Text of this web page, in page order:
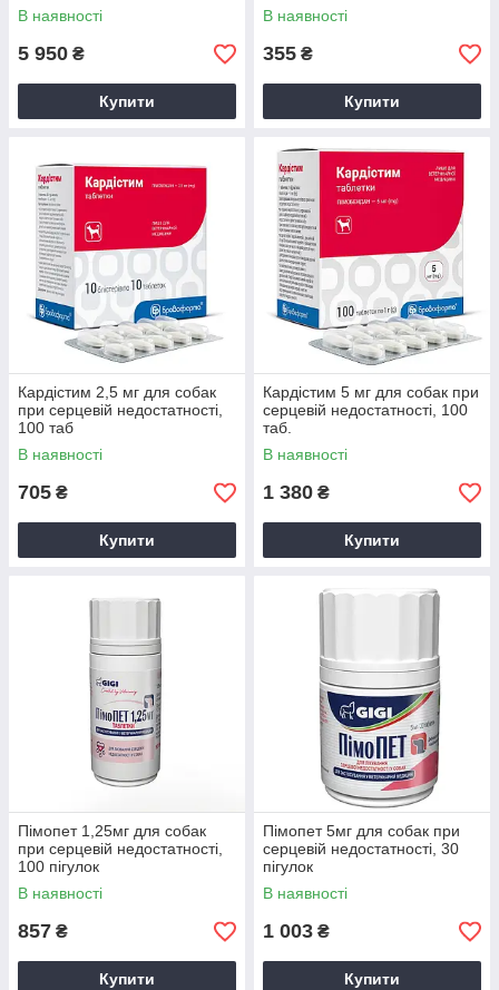
В наявності
5 950 ₴
Купити
В наявності
355 ₴
Купити
Кардістим 2,5 мг для собак
при серцевій недостатності,
100 таб
В наявності
705 ₴
Купити
Кардістим 5 мг для собак при
серцевій недостатності, 100
таб.
В наявності
1 380 ₴
Купити
Пімопет 1,25мг для собак
при серцевій недостатності,
100 пігулок
В наявності
857 ₴
Купити
Пімопет 5мг для собак при
серцевій недостатності, 30
пігулок
В наявності
1 003 ₴
Купити